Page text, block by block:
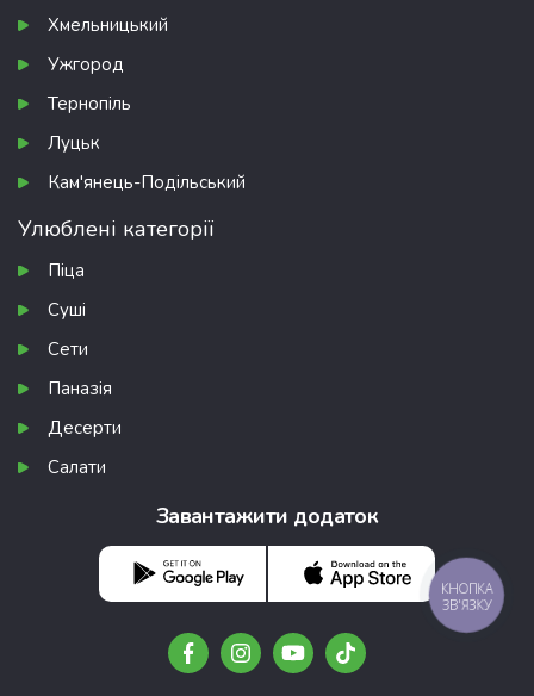
Хмельницький
Ужгород
Тернопіль
Луцьк
Кам'янець-Подільський
Улюблені категорії
Піца
Суші
Сети
Паназія
Десерти
Салати
Завантажити додаток
КНОПКА
ЗВ'ЯЗКУ